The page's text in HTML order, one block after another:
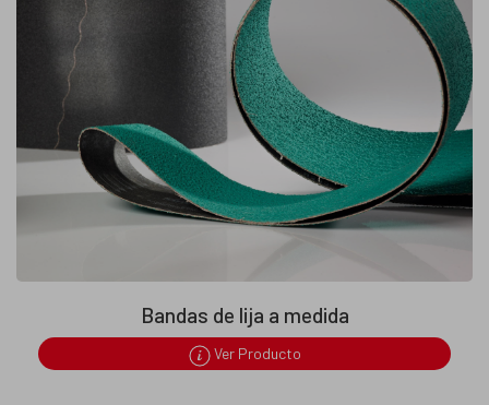
Bandas de lija a medida
Ver Producto